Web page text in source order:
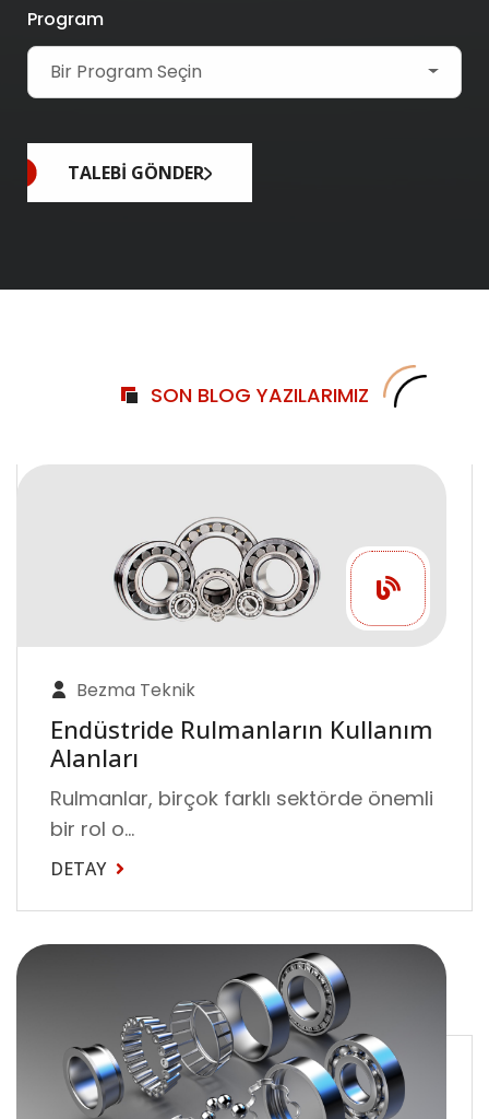
Program
Program
Bir Program Seçin
TALEBİ GÖNDER
SON BLOG YAZILARIMIZ
Bezma Teknik
Endüstride Rulmanların Kullanım
Alanları
Rulmanlar, birçok farklı sektörde önemli
bir rol o...
DETAY